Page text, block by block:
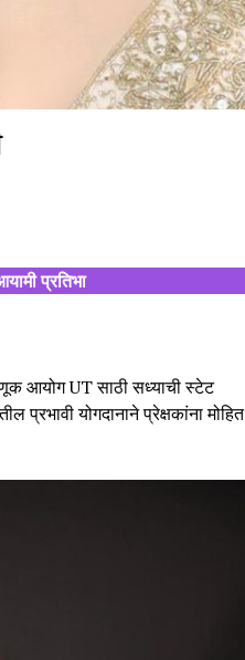
प्रतिभा
आयोग UT साठी सध्याची स्टेट
योगदानाने प्रेक्षकांना मोहित